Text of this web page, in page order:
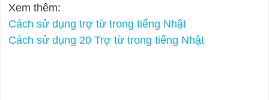
Xem thêm:
Cách sử dụng trợ từ trong tiếng Nhật
Cách sử dụng 20 Trợ từ trong tiếng Nhật